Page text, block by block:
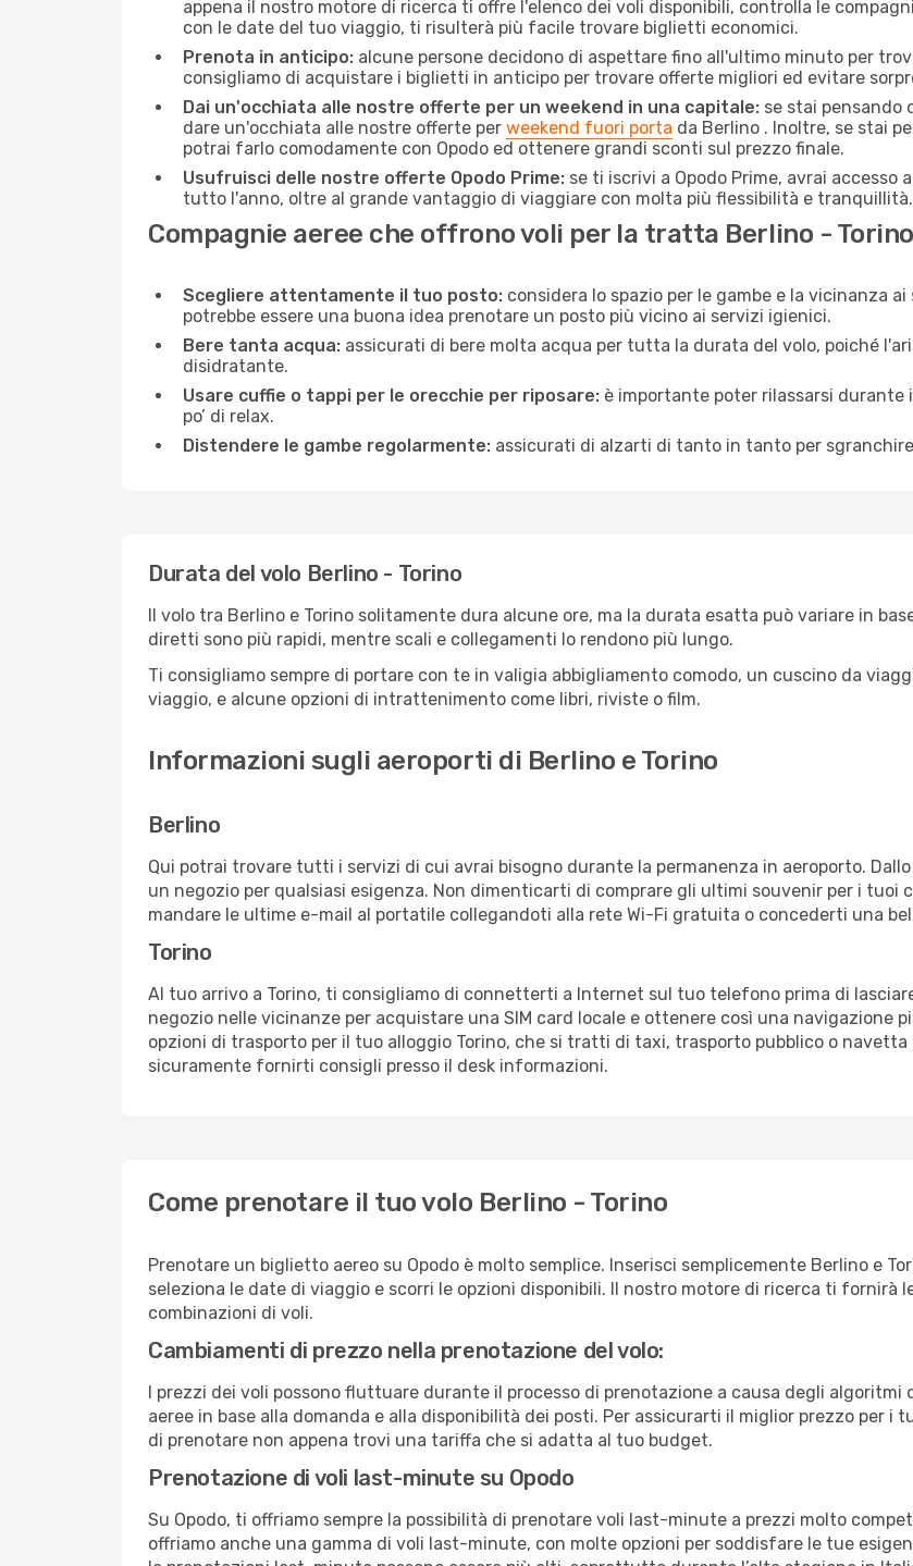
appena il nostro motore di ricerca ti offre l'elenco dei voli disponibili, controlla le
con le date del tuo viaggio, ti risulterà più facile trovare biglietti economici.
Prenota in anticipo: alcune persone decidono di aspettare fino all'ultimo minuto per
consigliamo di acquistare i biglietti in anticipo per trovare offerte migliori ed evitare
Dai un'occhiata alle nostre offerte per un weekend in una capitale: se stai pensando
dare un'occhiata alle nostre offerte per weekend fuori porta da Berlino . Inoltre, se stai
potrai farlo comodamente con Opodo ed ottenere grandi sconti sul prezzo finale.
Usufruisci delle nostre offerte Opodo Prime: se ti iscrivi a Opodo Prime, avrai accesso
tutto l'anno, oltre al grande vantaggio di viaggiare con molta più flessibilità e tranquillità.
Compagnie aeree che offrono voli per la tratta Berlino - Torino
Scegliere attentamente il tuo posto: considera lo spazio per le gambe e la vicinanza
potrebbe essere una buona idea prenotare un posto più vicino ai servizi igienici.
Bere tanta acqua: assicurati di bere molta acqua per tutta la durata del volo, poiché
disidratante.
Usare cuffie o tappi per le orecchie per riposare: è importante poter rilassarsi durante
po’ di relax.
Distendere le gambe regolarmente: assicurati di alzarti di tanto in tanto per
Durata del volo Berlino - Torino
Il volo tra Berlino e Torino solitamente dura alcune ore, ma la durata esatta può variare in
diretti sono più rapidi, mentre scali e collegamenti lo rendono più lungo.
Ti consigliamo sempre di portare con te in valigia abbigliamento comodo, un cuscino da
viaggio, e alcune opzioni di intrattenimento come libri, riviste o film.
Informazioni sugli aeroporti di Berlino e Torino
Berlino
Qui potrai trovare tutti i servizi di cui avrai bisogno durante la permanenza in aeroporto.
un negozio per qualsiasi esigenza. Non dimenticarti di comprare gli ultimi souvenir per i tuoi
mandare le ultime e-mail al portatile collegandoti alla rete Wi-Fi gratuita o concederti una
Torino
Al tuo arrivo a Torino, ti consigliamo di connetterti a Internet sul tuo telefono prima di
negozio nelle vicinanze per acquistare una SIM card locale e ottenere così una navigazione
opzioni di trasporto per il tuo alloggio Torino, che si tratti di taxi, trasporto pubblico o
sicuramente fornirti consigli presso il desk informazioni.
Come prenotare il tuo volo Berlino - Torino
Prenotare un biglietto aereo su Opodo è molto semplice. Inserisci semplicemente Berlino e
seleziona le date di viaggio e scorri le opzioni disponibili. Il nostro motore di ricerca ti fornirà
combinazioni di voli.
Cambiamenti di prezzo nella prenotazione del volo:
I prezzi dei voli possono fluttuare durante il processo di prenotazione a causa degli
aeree in base alla domanda e alla disponibilità dei posti. Per assicurarti il miglior prezzo per i
di prenotare non appena trovi una tariffa che si adatta al tuo budget.
Prenotazione di voli last-minute su Opodo
Su Opodo, ti offriamo sempre la possibilità di prenotare voli last-minute a prezzi molto
offriamo anche una gamma di voli last-minute, con molte opzioni per soddisfare le tue